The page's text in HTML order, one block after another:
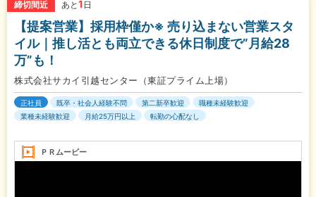
締切間近 あと 1 日
【提案営業】採用枠僅か※ 売り込まない営業スタ
イル｜推し活とも両立できる休日制度で”月給28
万”も！
株式会社サカイ引越センター（東証プライム上場）
正社員 既卒・社会人経験不問 第二新卒歓迎
職種未経験歓迎
業種未経験歓迎
月給25万円以上 転勤の心配なし
ＰＲムービー